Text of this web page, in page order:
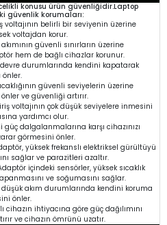
konusu ürün güvenliğidir.Laptop
güvenlik korumaları:
voltajının belirli bir seviyenin üzerine
voltajdan korur.
güvenli sınırların üzerine
hem de bağlı cihazlar korunur.
devre durumlarında kendini kapatarak
önler.
güvenli seviyelerin üzerine
önler ve güvenliği artırır.
voltajının çok düşük seviyelere inmesini
yardımcı olur.
dalgalanmalarına karşı cihazınızı
görmesini önler.
yüksek frekanslı elektriksel gürültüyü
sağlar ve parazitleri azaltır.
içindeki sensörler, yüksek sıcaklık
ve soğumasını sağlar.
düşük akım durumlarında kendini koruma
önler.
cihazın ihtiyacına göre güç dağılımını
ve cihazın ömrünü uzatır.